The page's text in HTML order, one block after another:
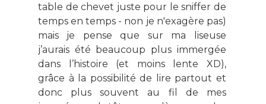
table de chevet juste pour le sniffer de
temps en temps - non je n'exagère pas)
mais je pense que sur ma liseuse
j’aurais été beaucoup plus immergée
dans l’histoire (et moins lente XD),
grâce à la possibilité de lire partout et
donc plus souvent au fil de mes